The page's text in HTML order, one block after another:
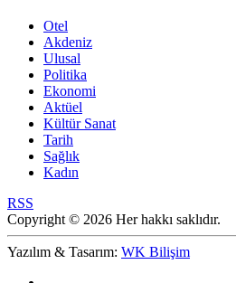
Otel
Akdeniz
Ulusal
Politika
Ekonomi
Aktüel
Kültür Sanat
Tarih
Sağlık
Kadın
RSS
Copyright © 2026 Her hakkı saklıdır.
Yazılım & Tasarım: WK Bilişim